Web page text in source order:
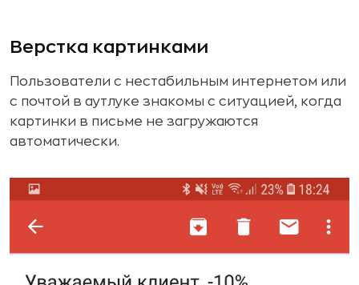
Верстка картинками
Пользователи с нестабильным интернетом или
с почтой в аутлуке знакомы с ситуацией, когда
картинки в письме не загружаются
автоматически.